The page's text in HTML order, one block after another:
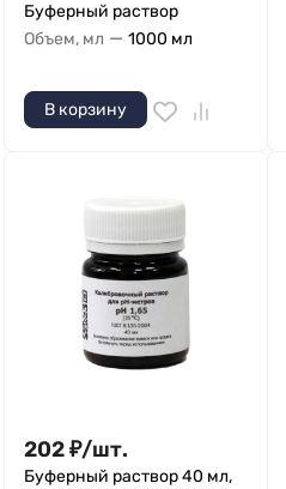
Буферный раствор
Объем, мл — 1000 мл
В корзину
202₽/шт.
Буферный раствор 40 мл,